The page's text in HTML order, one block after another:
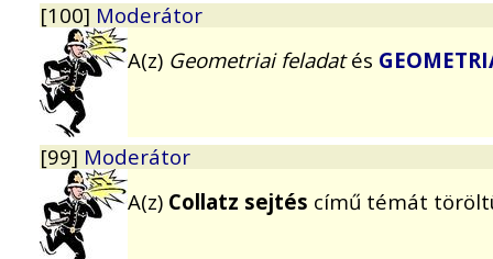
[100] Moderátor
A(z) Geometriai feladatés
[99] Moderátor
A(z) Collatz sejtés című témát